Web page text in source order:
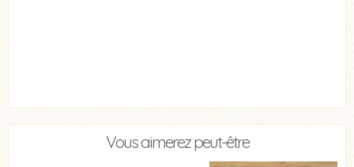
Vous aimerez peut-être